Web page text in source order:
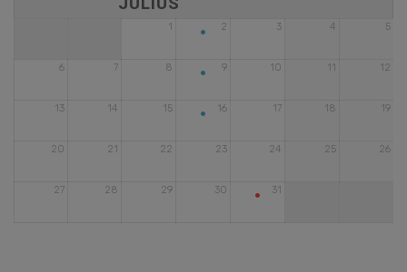
1 2
• 3 4 5
6 7 8 9
• 10 11 12
13 14 15 16
• 17 18 19
20 21 22 23 24 25 26
27 28 29 30 31
•